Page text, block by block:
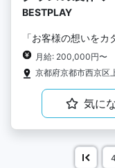
BESTPLAY
「お客様の想いを
月給: 200,000円〜
京都府京都市⻄京区
気に
4